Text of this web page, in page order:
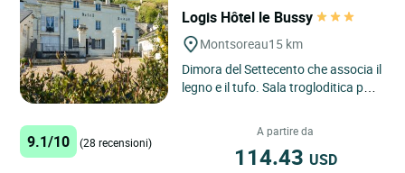
Logis Hôtel le Bussy
Montsoreau15 km
Dimora del Settecento che associa il
legno e il tufo. Sala trogloditica per
nel’antico villaggio,...
9.1/10 (28 recensioni)
A partire da
114.43 USD